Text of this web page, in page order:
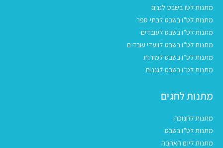
מתנות לטו בשבט לגנים
מתנות לט"ו בשבט לבתי ספר
מתנות לט"ו בשבט לעובדים
מתנות לט"ו בשבט לוועדי עובדים
מתנות לט״ו בשבט למורות
מתנות לט״ו בשבט לגננות
מתנות לחגים
מתנות לחנוכה
מתנות לט"ו בשבט
מתנות ליום האהבה